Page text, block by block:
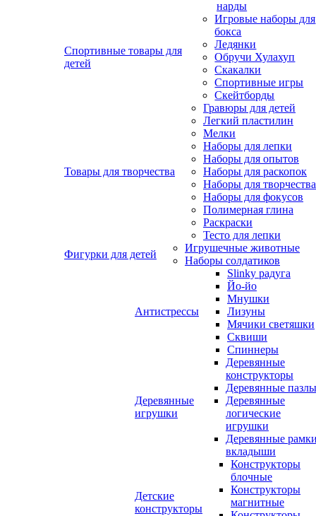
нарды
Спортивные товары для
детей
Игровые наборы для
бокса
Ледянки
Обручи Хулахуп
Скакалки
Спортивные игры
Скейтборды
Товары для творчества
Гравюры для детей
Легкий пластилин
Мелки
Наборы для лепки
Наборы для опытов
Наборы для раскопок
Наборы для творчества
Наборы для фокусов
Полимерная глина
Раскраски
Тесто для лепки
Фигурки для детей
Игрушечные животные
Наборы солдатиков
Антистрессы
Slinky радуга
Йо-йо
Мнушки
Лизуны
Мячики светяшки
Сквиши
Спиннеры
Деревянные
игрушки
Деревянные
конструкторы
Деревянные
Деревянные
логические
игрушки
Деревянные
вкладыши
Детские
конструкторы
Конструкторы
блочные
Конструкторы
магнитные